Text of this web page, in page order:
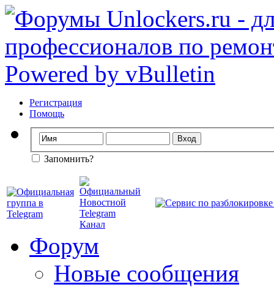
Регистрация
Помощь
Запомнить?
Форум
Новые сообщения